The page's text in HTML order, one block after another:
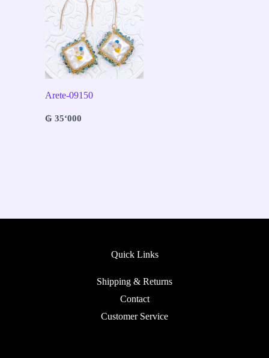
Arete-09150
₲35‘000
Quick Links
Shipping & Returns
Contact
Customer Service